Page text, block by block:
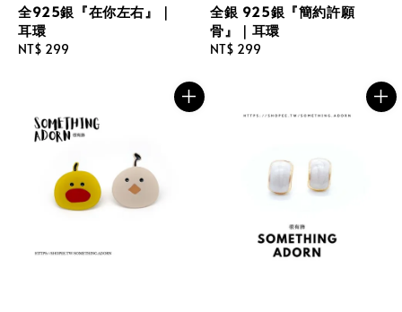
全925銀『在你左右』｜
耳環
Regular
NT$ 299
全銀 925銀『簡約許願
骨』｜耳環
Regular
NT$ 299